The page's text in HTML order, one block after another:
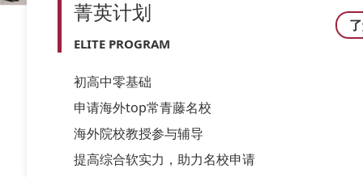
菁英计划
ELITE PROGRAM
初高中零基础
申请海外top常青藤名校
海外院校教授参与辅导
提高综合软实力，助力名校申请